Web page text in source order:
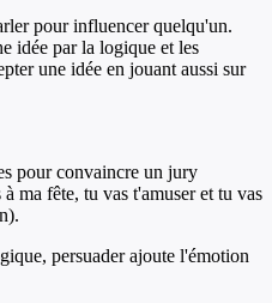
pour influencer quelqu'un.
idée par la logique et les
une idée en jouant aussi sur
pour convaincre un jury
ma fête, tu vas t'amuser et tu vas
persuader ajoute l'émotion